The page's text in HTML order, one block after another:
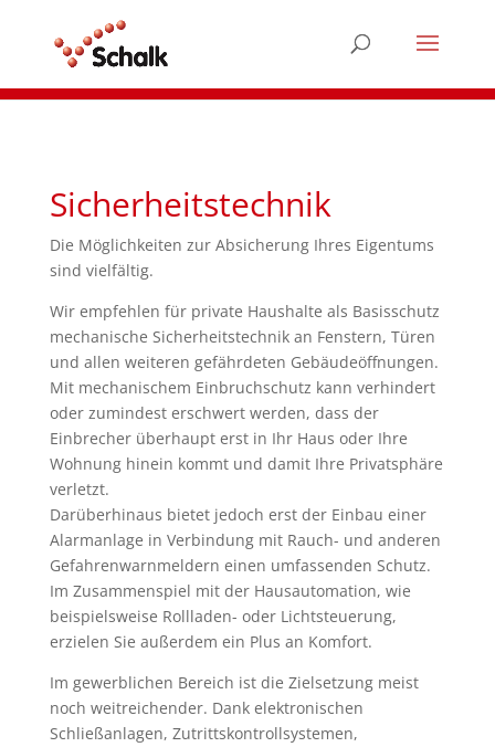
Sicherheitstechnik
Die Möglichkeiten zur Absicherung Ihres Eigentums
sind vielfältig.
Wir empfehlen für private Haushalte als Basisschutz
mechanische Sicherheitstechnik an Fenstern, Türen
und allen weiteren gefährdeten Gebäudeöffnungen.
Mit mechanischem Einbruchschutz kann verhindert
oder zumindest erschwert werden, dass der
Einbrecher überhaupt erst in Ihr Haus oder Ihre
Wohnung hinein kommt und damit Ihre Privatsphäre
verletzt.
Darüberhinaus bietet jedoch erst der Einbau einer
Alarmanlage in Verbindung mit Rauch- und anderen
Gefahrenwarnmeldern einen umfassenden Schutz.
Im Zusammenspiel mit der Hausautomation, wie
beispielsweise Rollladen- oder Lichtsteuerung,
erzielen Sie außerdem ein Plus an Komfort.
Im gewerblichen Bereich ist die Zielsetzung meist
noch weitreichender. Dank elektronischen
Schließanlagen, Zutrittskontrollsystemen,